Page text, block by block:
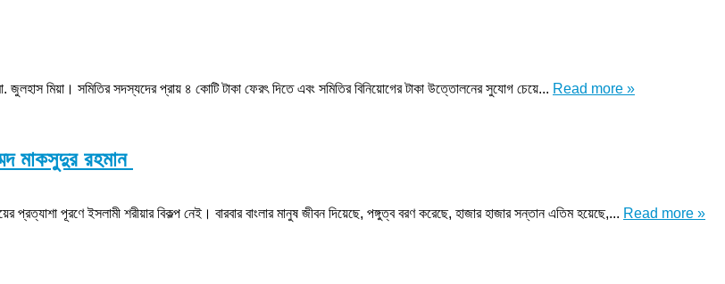
জুলহাস মিয়া। সমিতির সদস্যদের প্রায় ৪ কোটি টাকা ফেরৎ দিতে এবং সমিতির বিনিয়োগের টাকা উত্তোলনের সুযোগ চেয়ে... Read more »
মাকসুদুর রহমান
পূরণে ইসলামী শরীয়ার বিকল্প নেই। বারবার বাংলার মানুষ জীবন দিয়েছে, পঙ্গুত্ব বরণ করেছে, হাজার হাজার সন্তান এতিম হয়েছে,... Read more »